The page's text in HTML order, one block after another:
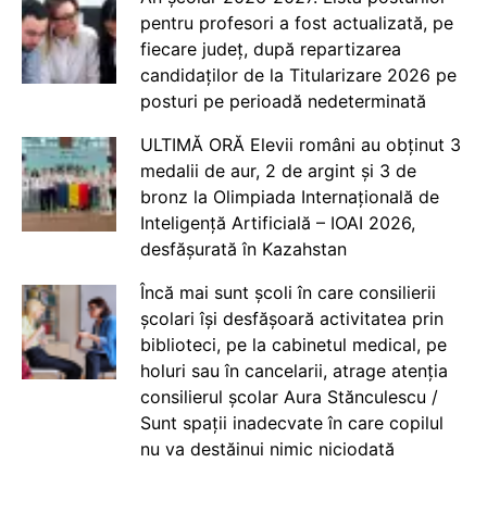
pentru profesori a fost actualizată, pe
fiecare județ, după repartizarea
candidaților de la Titularizare 2026 pe
posturi pe perioadă nedeterminată
ULTIMĂ ORĂ Elevii români au obținut 3
medalii de aur, 2 de argint și 3 de
bronz la Olimpiada Internațională de
Inteligență Artificială – IOAI 2026,
desfășurată în Kazahstan
Încă mai sunt școli în care consilierii
școlari își desfășoară activitatea prin
biblioteci, pe la cabinetul medical, pe
holuri sau în cancelarii, atrage atenția
consilierul școlar Aura Stănculescu /
Sunt spații inadecvate în care copilul
nu va destăinui nimic niciodată